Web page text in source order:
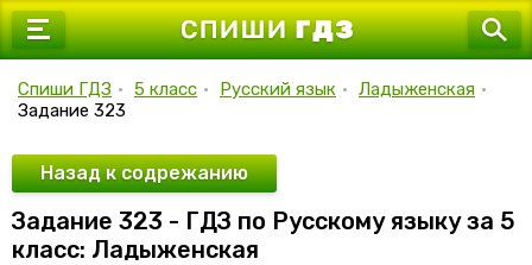
7 класс
9 класс
10 класс
11 класс
Спиши ГДЗ • 5 класс • Русский язык • Ладыженская •
Задание 323
Назад к содрежанию
Задание 323 - ГДЗ по Русскому языку за 5
класс: Ладыженская